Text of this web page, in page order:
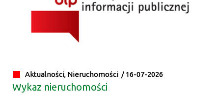
Aktualności, Nieruchomości / 16-07-2026
Wykaz nieruchomości